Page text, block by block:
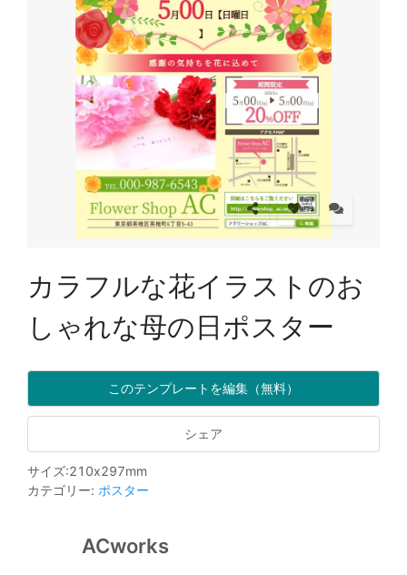
カラフルな花イラストのお
しゃれな母の日ポスター
このテンプレートを編集（無料）
シェア
サイズ:210x297mm
カテゴリー: ポスター
ACworks